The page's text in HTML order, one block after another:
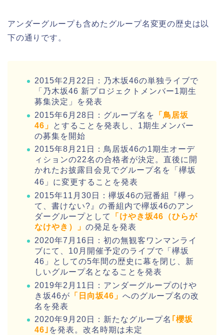
アンダーグループも含めたグループ名変更の歴史は以
下の通りです。
2015年2月22日：乃木坂46の単独ライブで
「乃木坂46 新プロジェクトメンバー1期生
募集決定」を発表
2015年6月28日：グループ名を
「鳥居坂
46」
とすることを発表し、1期生メンバー
の募集を開始
2015年8月21日：鳥居坂46の1期生オーデ
ィションの22名の合格者が決定。直後に開
かれたお披露目会見でグループ名を「欅坂
46」に変更することを発表
2015年11月30日：欅坂46の冠番組『欅っ
て、書けない?』の番組内で欅坂46のアン
ダーグループとして
「けやき坂46（ひらが
なけやき）」 の発足を発表
2020年7月16日：初の無観客ワンマンライ
ブにて、10月開催予定のライブで「欅坂
46」としての5年間の歴史に幕を閉じ、新
しいグループ名となることを発表
2019年2月11日：アンダーグループのけや
き坂46が 「日向坂46」 へのグループ名の改
名を発表
2020年9月20日：新たなグループ名 ｢櫻坂
46｣ を発表。改名時期は未定